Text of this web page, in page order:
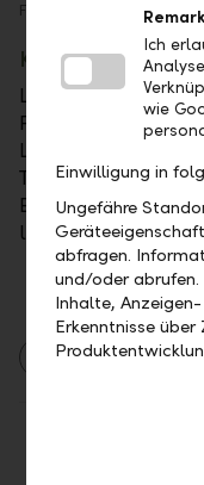
Fabian Kind, Leiter
Kontakt
Liechtensteinische
Fabian Kind
Leiter
Tel.: +423 236 84 58
E-Mail:
llb.li
2025
Ich
wie
Einwilligung in
Ungefähre
abfragen.
und/oder abrufen.
Inhalte,
Erkenntnisse über